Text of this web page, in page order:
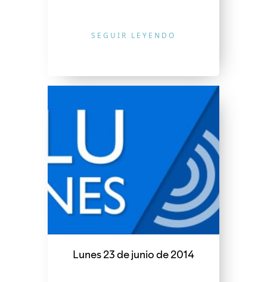
SEGUIR LEYENDO
Lunes 23 de junio de 2014